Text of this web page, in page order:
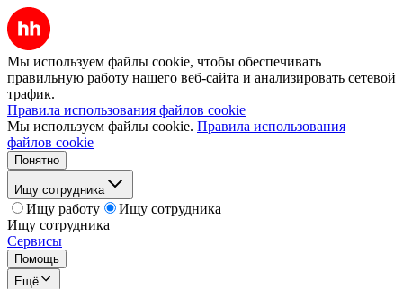
Мы используем файлы cookie, чтобы обеспечивать
правильную работу нашего веб-сайта и анализировать сетевой
трафик.
Правила использования файлов cookie
Мы используем файлы cookie. Правила использования
файлов cookie
Понятно
Ищу сотрудника
Ищу работу
Ищу сотрудника
Ищу сотрудника
Сервисы
Помощь
Ещё